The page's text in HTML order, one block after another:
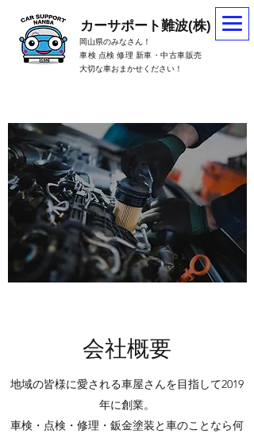
岡山県のみなさん！
車検 点検 修理 新車・中古車販売
大切な車おまかせください！
カーサポート難波(株)
会社概要
地域の皆様に愛される車屋さんを目指して2019
年に創業。
車検・点検・修理・鈑金塗装と車のことなら何